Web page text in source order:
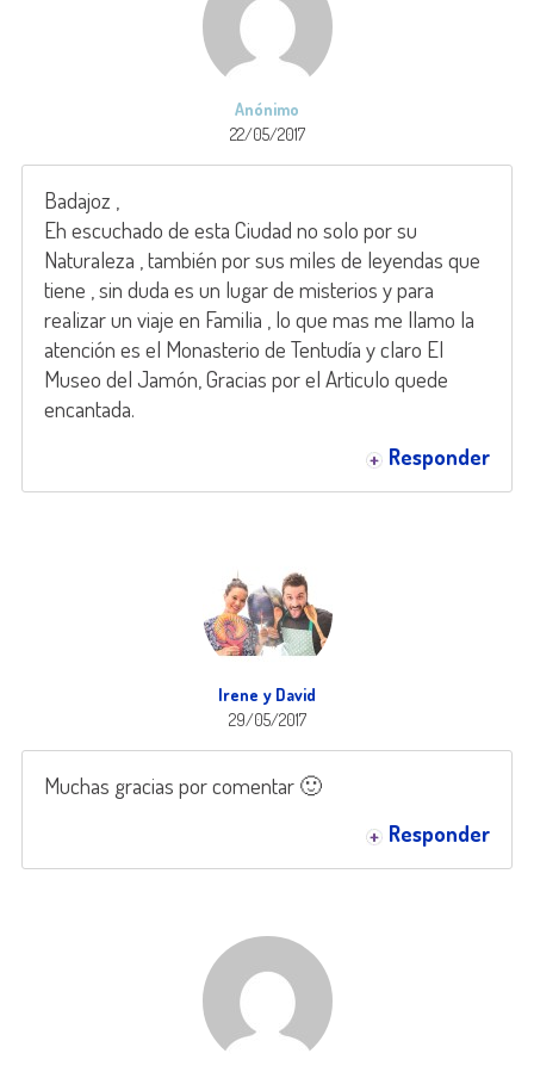
Anónimo
22/05/2017
Badajoz ,
Eh escuchado de esta Ciudad no solo por su
Naturaleza , también por sus miles de leyendas que
tiene , sin duda es un lugar de misterios y para
realizar un viaje en Familia , lo que mas me llamo la
atención es el Monasterio de Tentudía y claro El
Museo del Jamón, Gracias por el Articulo quede
encantada.
Responder
Irene y David
29/05/2017
Muchas gracias por comentar 🙂
Responder